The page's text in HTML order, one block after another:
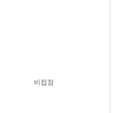
비접점